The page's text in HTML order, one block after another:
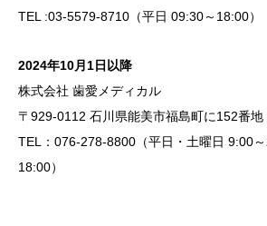
TEL :03-5579-8710（平日 09:30～18:00）
2024年10月1日以降
株式会社 歯愛メディカル
〒929-0112 石川県能美市福島町に152番地
TEL：076-278-8800（平日・土曜日 9:00
18:00）